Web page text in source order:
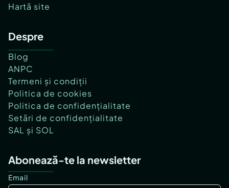
Hartă site
Despre
Blog
ANPC
Termeni și condiții
Politica de cookies
Politica de confidențialitate
Setări de confidențialitate
SAL și SOL
Abonează-te la newsletter
Email